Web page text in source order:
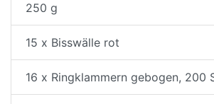
250 g
15 x Bisswälle rot
16 x Ringklammern gebogen, 200